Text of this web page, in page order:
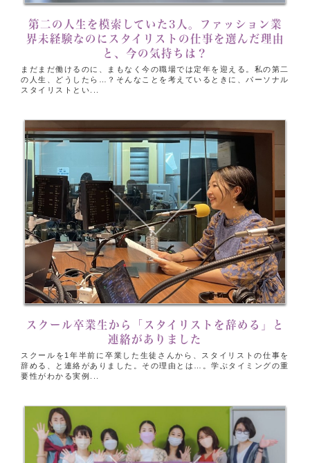
第二の人生を模索していた3人。ファッション業
界未経験なのにスタイリストの仕事を選んだ理由
と、今の気持ちは？
まだまだ働けるのに、まもなく今の職場では定年を迎える。私の第二
の人生、どうしたら…？そんなことを考えているときに、パーソナル
スタイリストとい...
スクール卒業生から「スタイリストを辞める」と
連絡がありました
スクールを1年半前に卒業した生徒さんから、スタイリストの仕事を
辞める、と連絡がありました。その理由とは…。学ぶタイミングの重
要性がわかる実例...